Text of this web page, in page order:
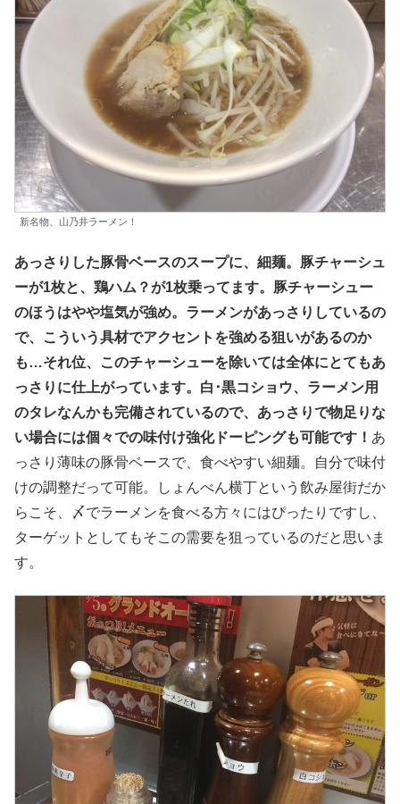
新名物、山乃井ラーメン！
あっさりした豚骨ベースのスープに、細麺。豚チャーシュ
ーが1枚と、鶏ハム？が1枚乗ってます。豚チャーシュー
のほうはやや塩気が強め。ラーメンがあっさりしているの
で、こういう具材でアクセントを強める狙いがあるのか
も…それ位、このチャーシューを除いては全体にとてもあ
っさりに仕上がっています。白･黒コショウ、ラーメン用
のタレなんかも完備されているので、あっさりで物足りな
い場合には個々での味付け強化ドーピングも可能です！ あ
っさり薄味の豚骨ベースで、食べやすい細麺。自分で味付
けの調整だって可能。しょんべん横丁という飲み屋街だか
らこそ、〆でラーメンを食べる方々にはぴったりですし、
ターゲットとしてもそこの需要を狙っているのだと思いま
す。